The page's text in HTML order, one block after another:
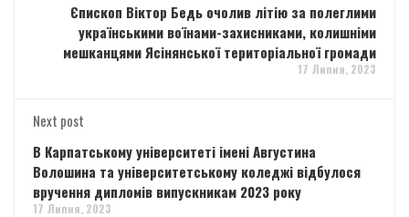
Єпископ Віктор Бедь очолив літію за полеглими
українськими воїнами-захисниками, колишніми
мешканцями Ясінянської територіальної громади
17 Липня, 2023
Next post
В Карпатському університеті імені Августина
Волошина та університетському коледжі відбулося
вручення дипломів випускникам 2023 року
17 Липня, 2023